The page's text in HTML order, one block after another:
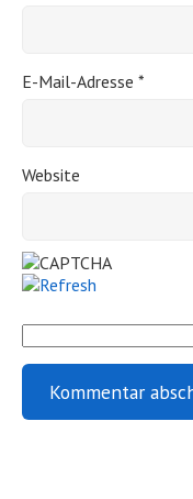
E-Mail-Adresse *
Website